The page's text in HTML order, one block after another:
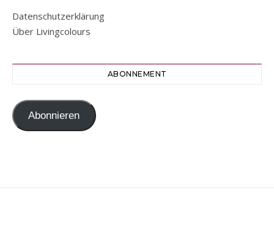
Datenschutzerklärung
Über Livingcolours
ABONNEMENT
Abonnieren